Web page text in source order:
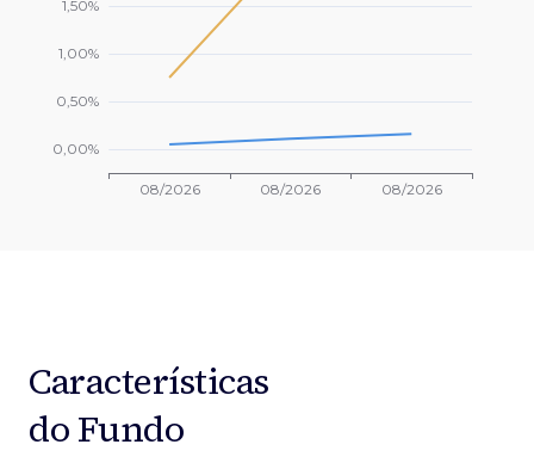
Características
do Fundo